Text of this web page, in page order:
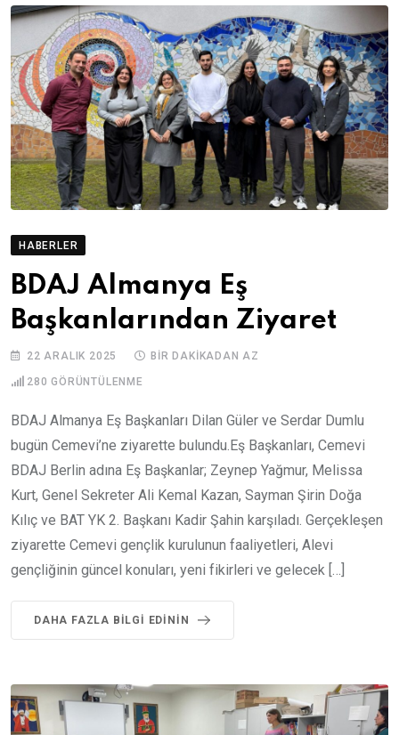
HABERLER
BDAJ Almanya Eş
Başkanlarından Ziyaret
22 ARALIK 2025 BIR DAKIKADAN AZ
280 GÖRÜNTÜLENME
BDAJ Almanya Eş Başkanları Dilan Güler ve Serdar Dumlu
bugün Cemevi’ne ziyarette bulundu.Eş Başkanları, Cemevi
BDAJ Berlin adına Eş Başkanlar; Zeynep Yağmur, Melissa
Kurt, Genel Sekreter Ali Kemal Kazan, Sayman Şirin Doğa
Kılıç ve BAT YK 2. Başkanı Kadir Şahin karşıladı. Gerçekleşen
ziyarette Cemevi gençlik kurulunun faaliyetleri, Alevi
gençliğinin güncel konuları, yeni fikirleri ve gelecek […]
DAHA FAZLA BILGI EDININ